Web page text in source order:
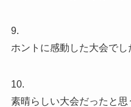
9.
ホントに感動した大会でし
10.
素晴らしい大会だったと